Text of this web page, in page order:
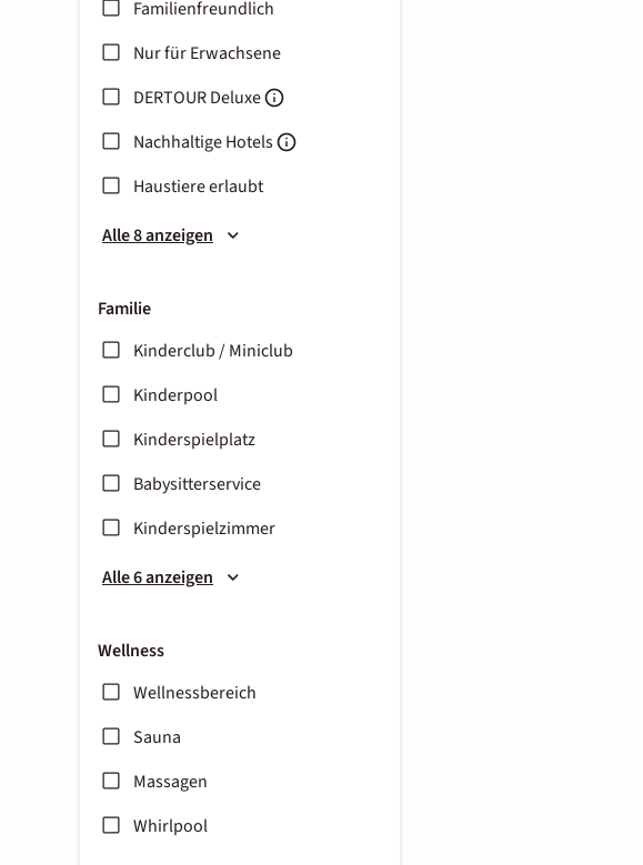
Familienfreundlich
Nur für Erwachsene
DERTOUR Deluxe
Nachhaltige Hotels
Haustiere erlaubt
Alle 8 anzeigen
Familie
Kinderclub / Miniclub
Kinderpool
Kinderspielplatz
Babysitterservice
Kinderspielzimmer
Alle 6 anzeigen
Wellness
Wellnessbereich
Sauna
Massagen
Whirlpool